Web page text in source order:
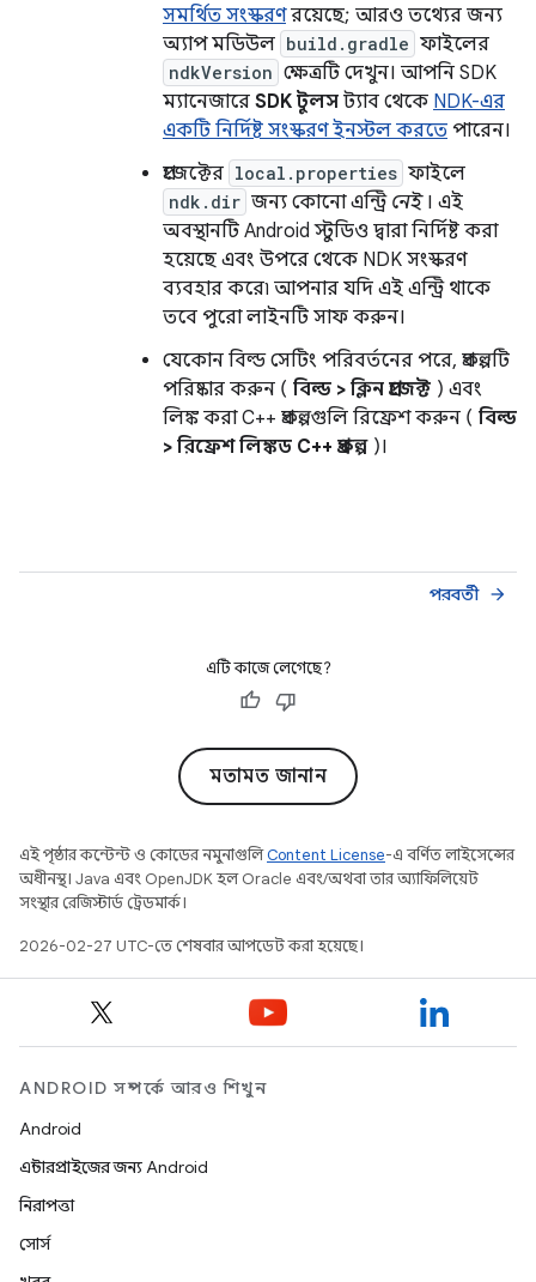
সমর্থিত সংস্করণরয়েছে; আরও তথ্যের জন্য
অ্যাপ মডিউল build.gradle ফাইলের
ndkVersion ক্ষেত্রটি দেখুন। আপনি SDK
ম্যানেজারে SDK টুলস ট্যাব থেকে NDK-এর
একটি নির্দিষ্ট সংস্করণ ইনস্টল করতে পারেন।
প্রজেক্টের local.properties ফাইলে
ndk.dir জন্য কোনো এন্ট্রি নেই। এই
অবস্থানটি Android স্টুডিও দ্বারা নির্দিষ্ট করা
হয়েছে এবং উপরে থেকে NDK সংস্করণ
ব্যবহার করে৷ আপনার যদি এই এন্ট্রি থাকে
তবে পুরো লাইনটি সাফ করুন।
যেকোন বিল্ড সেটিং পরিবর্তনের পরে, প্রকল্পটি
পরিষ্কার করুন ( বিল্ড > ক্লিন প্রজেক্ট ) এবং
লিঙ্ক করা C++ প্রকল্পগুলি রিফ্রেশ করুন ( বিল্ড
> রিফ্রেশ লিঙ্কড C++ প্রকল্প)।
পরবর্তী arrow_forward
এটি কাজে লেগেছে?
মতামত জানান
এই পৃষ্ঠার কন্টেন্ট ও কোডের নমুনাগুলিContent License-এ বর্ণিত লাইসেন্সের
অধীনস্থ। Java এবং OpenJDK হল Oracle এবং/অথবা তার অ্যাফিলিয়েট
সংস্থার রেজিস্টার্ড ট্রেডমার্ক।
2026-02-27 UTC-তে শেষবার আপডেট করা হয়েছে।
ANDROID সম্পর্কে আরও শিখুন
Android
এন্টারপ্রাইজের জন্য Android
নিরাপত্তা
সোর্স